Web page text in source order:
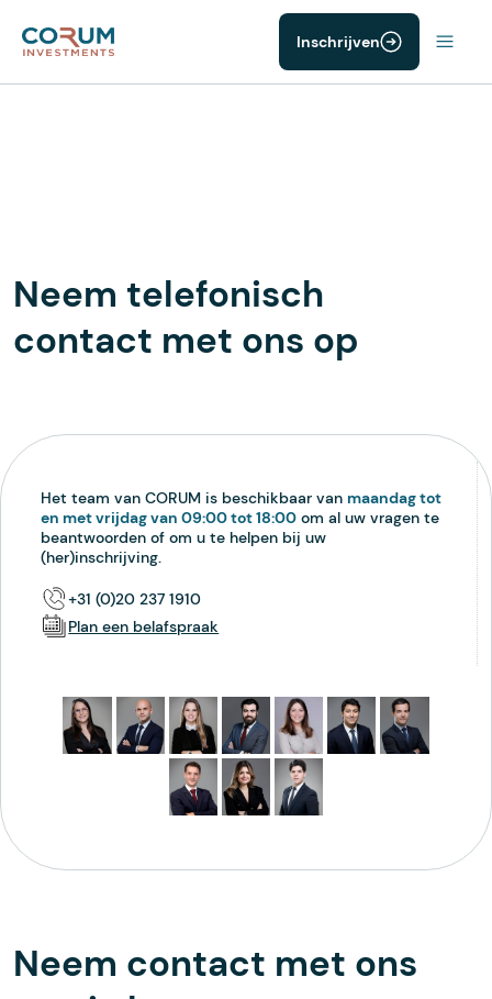
Inschrijven
Neem telefonisch
contact met ons op
Het team van CORUM is beschikbaar van maandag tot
en met vrijdag van 09:00 tot 18:00 om al uw vragen te
beantwoorden of om u te helpen bij uw
(her)inschrijving.
+31 (0)20 237 1910
Plan een belafspraak
Neem contact met ons